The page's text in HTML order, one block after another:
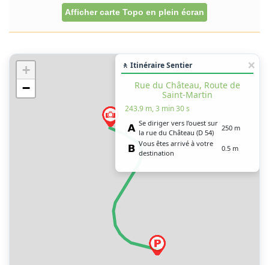
Afficher carte Topo en plein écran
+
−
🚶 Itinéraire Sentier
Rue du Château, Route de
Saint-Martin
243.9 m, 3 min 30 s
Se diriger vers l’ouest sur
la rue du Château (D 54)
250 m
Vous êtes arrivé à votre
destination
0.5 m